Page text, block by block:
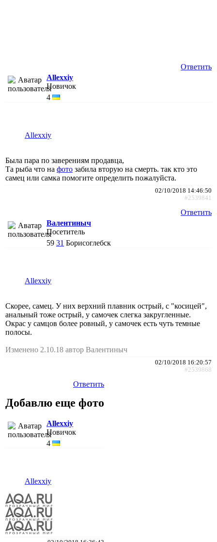
Ответить
Allexxiy
Новичок
4
Allexxiy
Была пара по заверениям продавца,
Та рыба что на фото забила вторую на смерть. так кто это
самец или самка помогите определить пожалуйста.
02/10/2018 14:46:50
#2539841
Ответить
Валентиныч
Посетитель
59 31 Борисоглебск
Allexxiy
Скорее, самец. У них верхний плавник острый, с "косицей",
анальный тоже острый, у самочек слегка закругленные.
Окрас у самцов более ровный, у самочек есть чуть темные
полосы.
Изменено 2.10.18 автор Валентиныч
02/10/2018 16:20:57
#2539868
Ответить
Добавлю еще фото
Allexxiy
Новичок
4
Allexxiy